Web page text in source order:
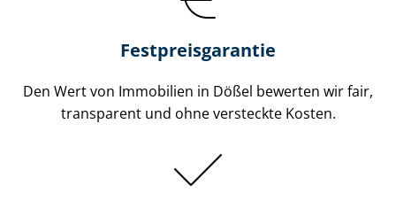
Festpreis​garantie
Den Wert von Immobilien in Dößel bewerten wir fair,
transparent und ohne versteckte Kosten.